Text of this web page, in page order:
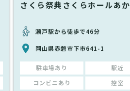
さくら祭典さくらホールあ
瀬戸駅から徒歩で46分
岡山県赤磐市下市641-1
駐車場あり 駅近
コンビニあり 控室